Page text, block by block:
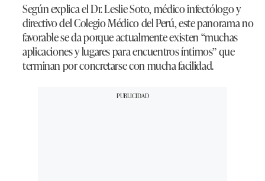
Según explica el Dr. Leslie Soto, médico infectólogo y
directivo del Colegio Médico del Perú, este panorama no
favorable se da porque actualmente existen“muchas
aplicaciones y lugares para encuentros íntimos”que
terminan por concretarse con mucha facilidad.